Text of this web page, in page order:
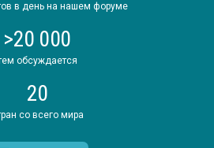
в день на нашем форуме
>20 000
обсуждается
20
со всего мира